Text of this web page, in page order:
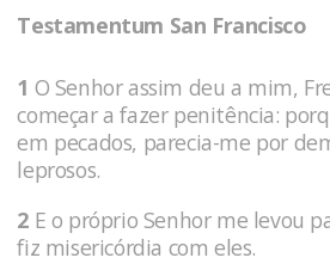
Testamentum San Francisco
1 O Senhor assim deu a mim,
começar a fazer penitência:
em pecados, parecia-me por
leprosos.
2 E o próprio Senhor me levou
fiz misericórdia com eles.